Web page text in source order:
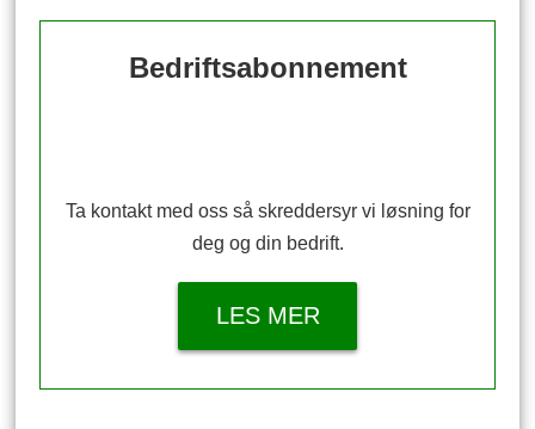
Bedriftsabonnement
Ta kontakt med oss så skreddersyr vi løsning for
deg og din bedrift.
LES MER